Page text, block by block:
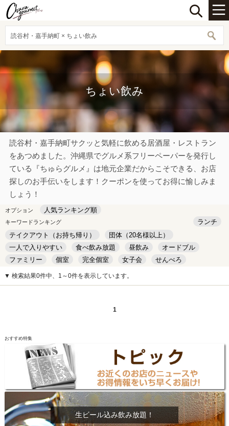
読谷村・嘉手納町 × ちょい飲み
ちょい飲み
読谷村・嘉手納町サクッと気軽に飲める居酒屋・レストラン
をあつめました。沖縄県でグルメ系フリーペーパーを発行し
ている『ちゅらグルメ』は地元企業だからこそできる、お店
探しのお手伝いをします！クーポンを使ってお得に愉しみま
しょう！
オプション 人気ランキング順
キーワードランキング
ランチ
テイクアウト（お持ち帰り）
団体（20名様以上）
一人で入りやすい
食べ飲み放題 昼飲み
オードブル
ファミリー
個室 完全個室 女子会
せんべろ
キッズルーム
安い デート
▼ 検索結果0件中、1～0件を表示しています。
1
おすすめ特集
生ビール込み飲み放題！